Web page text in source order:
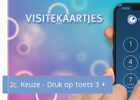
2c. Keuze - Druk op toets 3 +